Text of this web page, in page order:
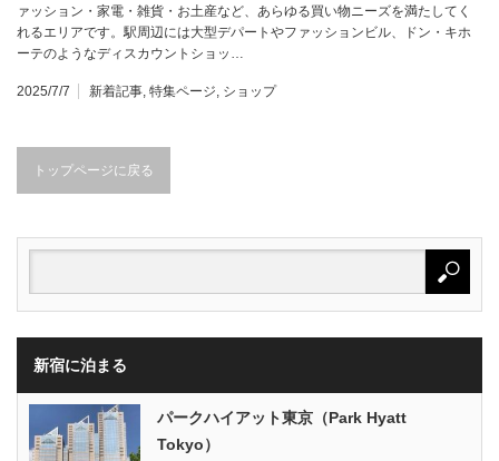
ァッション・家電・雑貨・お土産など、あらゆる買い物ニーズを満たしてく
れるエリアです。駅周辺には大型デパートやファッションビル、ドン・キホ
ーテのようなディスカウントショッ…
2025/7/7 新着記事, 特集ページ, ショップ
トップページに戻る
新宿に泊まる
パークハイアット東京（Park Hyatt
Tokyo）